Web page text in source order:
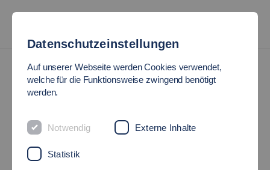
Datenschutzeinstellungen
Auf unserer Webseite werden Cookies verwendet,
welche für die Funktionsweise zwingend benötigt
werden.
Notwendig Externe Inhalte
Statistik